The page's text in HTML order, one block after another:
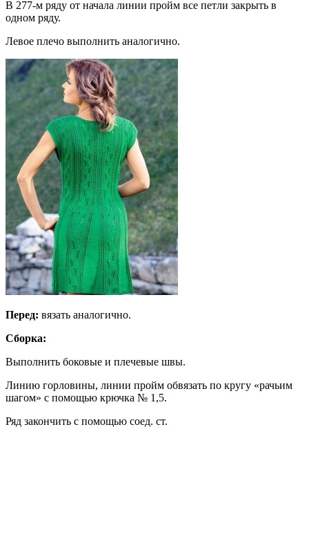
В 277-м ряду от начала линии пройм все петли закрыть в
одном ряду.
Левое плечо выполнить аналогично.
Перед: вязать аналогично.
Сборка:
Выполнить боковые и плечевые швы.
Линию горловины, линии пройм обвязать по кругу «рачьим
шагом» с помощью крючка № 1,5.
Ряд закончить с помощью соед. ст.